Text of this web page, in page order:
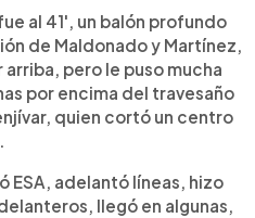
al 41', un balón profundo
de Maldonado y Martínez,
pero le puso mucha
por encima del travesaño
quien cortó un centro
ESA, adelantó líneas, hizo
llegó en algunas,